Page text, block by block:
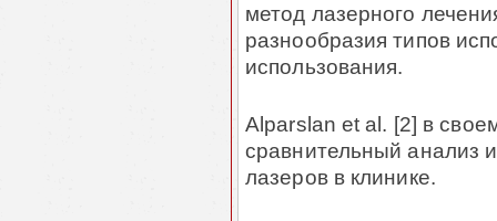
метод лазерного
разнообразия типов
использования.
Alparslan et al. [2] в
сравнительный анализ
лазеров в клинике.